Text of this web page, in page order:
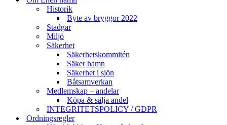
Historik
Byte av bryggor 2022
Stadgar
Miljö
Säkerhet
Säkerhetskommitén
Säker hamn
Säkerhet i sjön
Båtsamverkan
Medlemskap – andelar
Köpa & sälja andel
INTEGRITETSPOLICY / GDPR
Ordningsregler